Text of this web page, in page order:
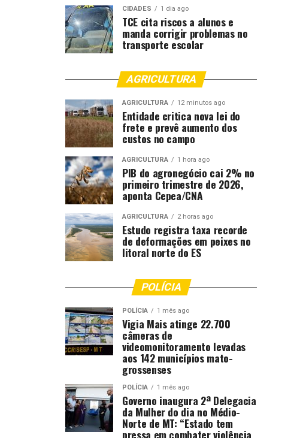
CIDADES 1 dia ago
TCE cita riscos a alunos e
manda corrigir problemas no
transporte escolar
AGRICULTURA
AGRICULTURA 12 minutos ago
Entidade critica nova lei do
frete e prevê aumento dos
custos no campo
AGRICULTURA 1 hora ago
PIB do agronegócio cai 2% no
primeiro trimestre de 2026,
aponta Cepea/CNA
AGRICULTURA 2 horas ago
Estudo registra taxa recorde
de deformações em peixes no
litoral norte do ES
POLÍCIA
POLÍCIA 1 mês ago
Vigia Mais atinge 22.700
câmeras de
videomonitoramento levadas
aos 142 municípios mato-
grossenses
POLÍCIA 1 mês ago
Governo inaugura 2ª Delegacia
da Mulher do dia no Médio-
Norte de MT: “Estado tem
pressa em combater violência